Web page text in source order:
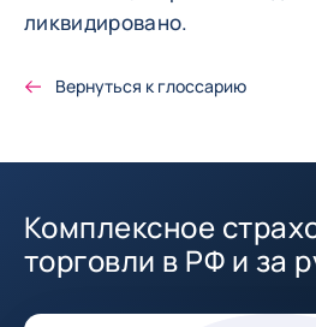
ликвидировано.
Вернуться к глоссарию
Комплексное
торговли в РФ и за